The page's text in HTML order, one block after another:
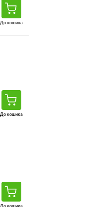
До кошика
До кошика
До кошика